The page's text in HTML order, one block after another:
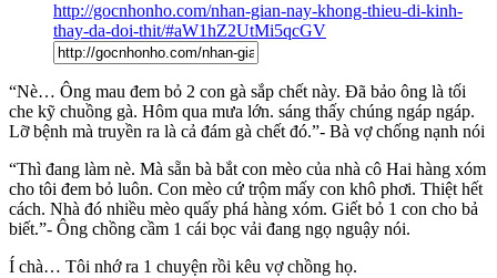
http://gocnhonho.com/nhan-gian-nay-khong-thieu-di-kinh-
thay-da-doi-thit/#aW1hZ2UtMi5qcGV
“Nè… Ông mau đem bỏ 2 con gà sắp chết này. Đã bảo ông là tối
che kỹ chuồng gà. Hôm qua mưa lớn. sáng thấy chúng ngáp ngáp.
Lỡ bệnh mà truyền ra là cả đám gà chết đó.”- Bà vợ chống nạnh nói
“Thì đang làm nè. Mà sẵn bà bắt con mèo của nhà cô Hai hàng xóm
cho tôi đem bỏ luôn. Con mèo cứ trộm mấy con khô phơi. Thiệt hết
cách. Nhà đó nhiều mèo quấy phá hàng xóm. Giết bỏ 1 con cho bả
biết.”- Ông chồng cầm 1 cái bọc vải đang ngọ nguậy nói.
Í chà… Tôi nhớ ra 1 chuyện rồi kêu vợ chồng họ.